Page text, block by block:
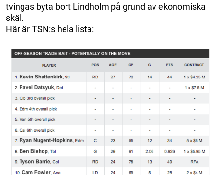
tvingas byta bort Lindholm på grund av ekonomiska
skäl.
Här är TSN:s hela lista: